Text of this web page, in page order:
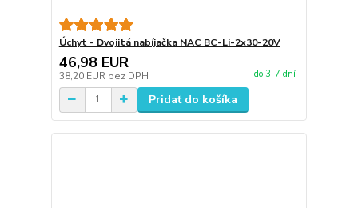
Úchyt - Dvojitá nabíjačka NAC BC-Li-2x30-20V
46,98 EUR
38,20 EUR bez DPH do 3-7 dní
Pridať do košíka